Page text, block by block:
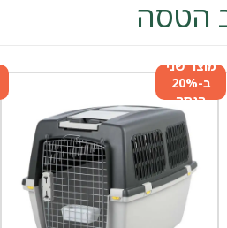
הטסה
מוצר שני
ב-20%
הנחה